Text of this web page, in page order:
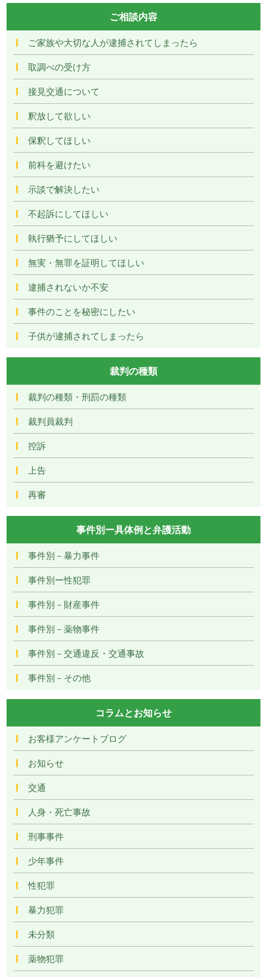
ご相談内容
ご家族や大切な人が逮捕されてしまったら
取調べの受け方
接見交通について
釈放して欲しい
保釈してほしい
前科を避けたい
示談で解決したい
不起訴にしてほしい
執行猶予にしてほしい
無実・無罪を証明してほしい
逮捕されないか不安
事件のことを秘密にしたい
子供が逮捕されてしまったら
裁判の種類
裁判の種類・刑罰の種類
裁判員裁判
控訴
上告
再審
事件別ー具体例と弁護活動
事件別－暴力事件
事件別ー性犯罪
事件別－財産事件
事件別－薬物事件
事件別－交通違反・交通事故
事件別－その他
コラムとお知らせ
お客様アンケートブログ
お知らせ
交通
人身・死亡事故
刑事事件
少年事件
性犯罪
暴力犯罪
未分類
薬物犯罪